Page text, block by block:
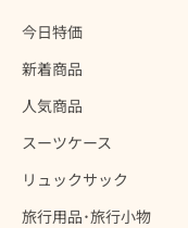
今日特価
新着商品
人気商品
スーツケース
リュックサック
旅行用品･旅行小物